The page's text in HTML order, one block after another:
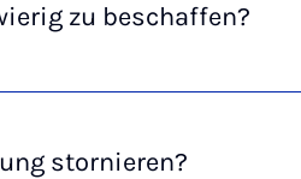
zu beschaffen?
stornieren?